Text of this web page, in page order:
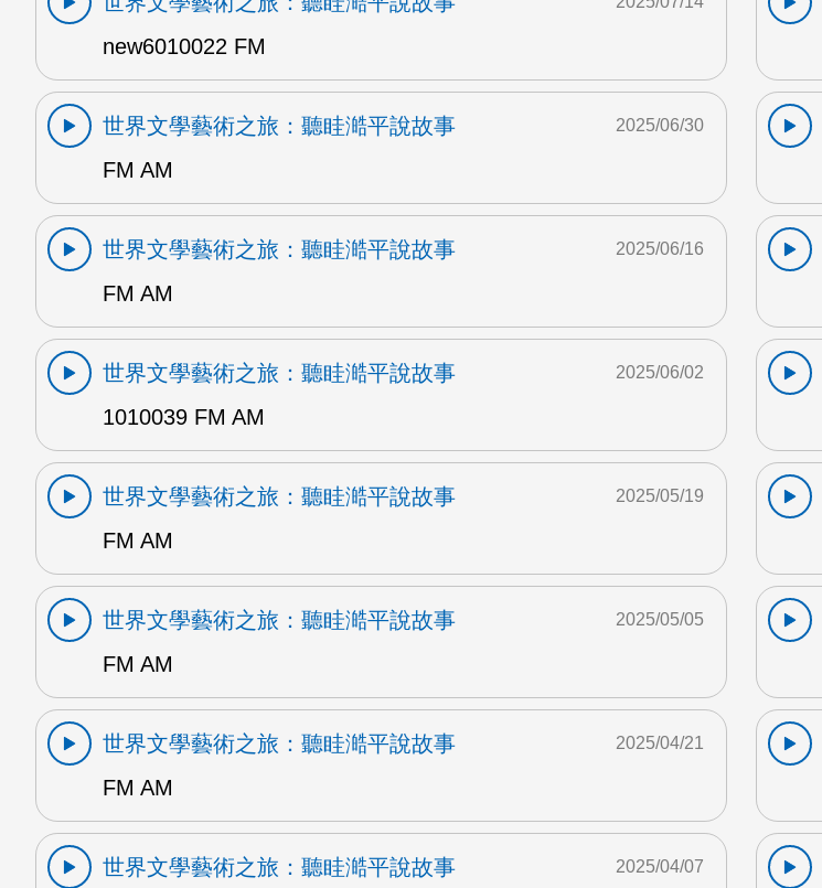
new6010022 FM
世界文學藝術之旅：聽眭澔平說故事
FM AM
2025/06/30
世界文學藝術之旅：聽眭澔平說故事
FM AM
2025/06/16
世界文學藝術之旅：聽眭澔平說故事
1010039 FM AM
2025/06/02
世界文學藝術之旅：聽眭澔平說故事
FM AM
2025/05/19
世界文學藝術之旅：聽眭澔平說故事
FM AM
2025/05/05
世界文學藝術之旅：聽眭澔平說故事
FM AM
2025/04/21
世界文學藝術之旅：聽眭澔平說故事 2025/04/07